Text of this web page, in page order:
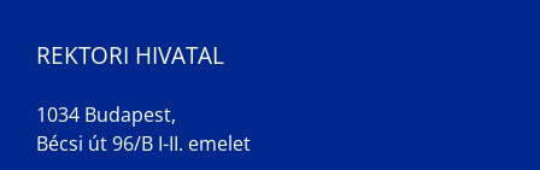
REKTORI HIVATAL
1034 Budapest,
Bécsi út 96/B I-II. emelet